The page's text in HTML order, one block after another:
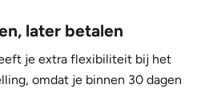
later betalen
je extra flexibiliteit bij het
omdat je binnen 30 dagen